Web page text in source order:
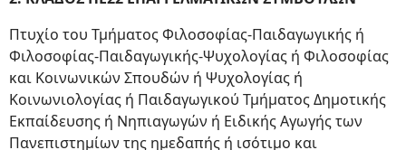
Πτυχίο του Τμήματος Φιλοσοφίας-Παιδαγωγικής ή
Φιλοσοφίας-Παιδαγωγικής-Ψυχολογίας ή Φιλοσοφίας
και Κοινωνικών Σπουδών ή Ψυχολογίας ή
Κοινωνιολογίας ή Παιδαγωγικού Τμήματος Δημοτικής
Εκπαίδευσης ή Νηπιαγωγών ή Ειδικής Αγωγής των
Πανεπιστημίων της ημεδαπής ή ισότιμο και